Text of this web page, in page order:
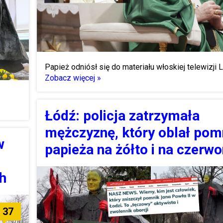
37
Papież odniósł się do materiału włoskiej telewizji
Zobacz więcej »
Łódź: policja zatrzymała
mężczyznę, który oblał
papieża na żółto i na